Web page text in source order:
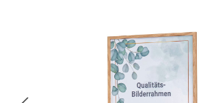
Bildergalerie überspringen